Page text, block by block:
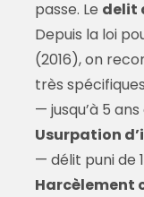
passe. Le delit
Depuis la loi
(2016), on
très spécifiques
— jusqu’à 5
Usurpation
— délit puni de
Harcèlement